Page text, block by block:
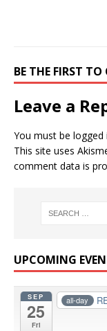
BE THE FIRST
Leave a
You must be logged
This site uses
comment data is
UPCOMING
SEP
25
Fri
all-day